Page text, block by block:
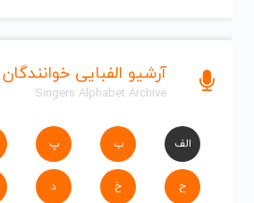
آرشیو الفبایی خوانندگان
Singers Alphabet Archive
الف ب پ
ح خ د